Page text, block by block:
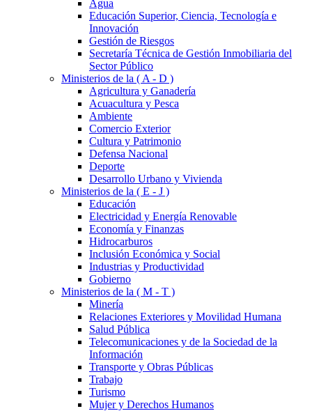
Agua
Educación Superior, Ciencia, Tecnología e
Innovación
Gestión de Riesgos
Secretaría Técnica de Gestión Inmobiliaria del
Sector Público
Ministerios de la ( A - D )
Agricultura y Ganadería
Acuacultura y Pesca
Ambiente
Comercio Exterior
Cultura y Patrimonio
Defensa Nacional
Deporte
Desarrollo Urbano y Vivienda
Ministerios de la ( E - J )
Educación
Electricidad y Energía Renovable
Economía y Finanzas
Hidrocarburos
Inclusión Económica y Social
Industrias y Productividad
Gobierno
Ministerios de la ( M - T )
Minería
Relaciones Exteriores y Movilidad Humana
Salud Pública
Telecomunicaciones y de la Sociedad de la
Información
Transporte y Obras Públicas
Trabajo
Turismo
Mujer y Derechos Humanos